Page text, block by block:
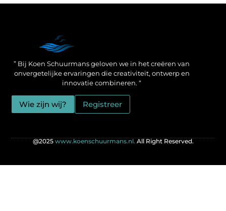
” Bij Koen Schuurmans geloven we in het creëren van
onvergetelijke ervaringen die creativiteit, ontwerp en
innovatie combineren. “
Wie zijn wij? Registreer
@2025 www.koenschuurmans.nl. All Right Reserved.